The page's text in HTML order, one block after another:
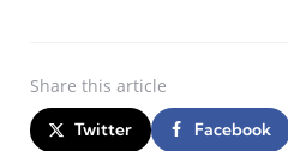
Share this article
Twitter Facebook